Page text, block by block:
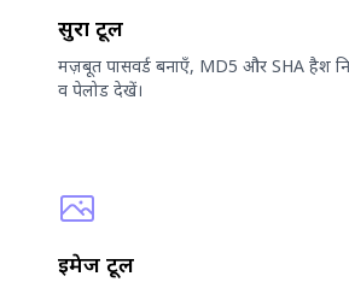
सुरक्षा टूल
मज़बूत पासवर्ड बनाएँ, MD5 और SHA हैश
व पेलोड देखें।
इमेज टूल